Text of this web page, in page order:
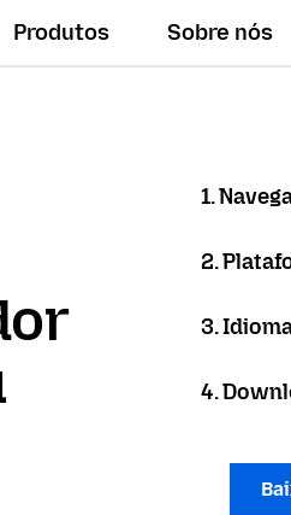
Produtos Sobre nós
1.
2.
3.
4.